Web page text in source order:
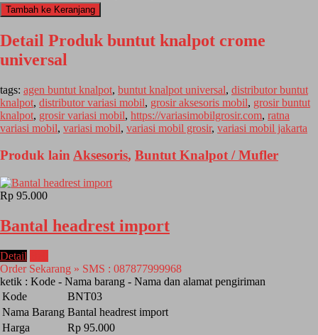
Tambah ke Keranjang
Detail Produk buntut knalpot crome
universal
tags: agen buntut knalpot, buntut knalpot universal, distributor buntut
knalpot, distributor variasi mobil, grosir aksesoris mobil, grosir buntut
knalpot, grosir variasi mobil, https://variasimobilgrosir.com, ratna
variasi mobil, variasi mobil, variasi mobil grosir, variasi mobil jakarta
Produk lainAksesoris, Buntut Knalpot / Mufler
Rp 95.000
Bantal headrest import
Detail
Order Sekarang » SMS : 087877999968
ketik : Kode - Nama barang - Nama dan alamat pengiriman
Kode
BNT03
Nama Barang Bantal headrest import
Harga
Rp 95.000